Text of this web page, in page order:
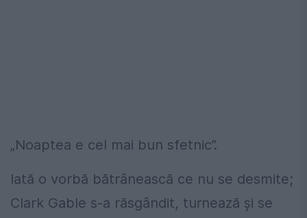
„Noaptea e cel mai bun sfetnic”.
Iată o vorbă bătrânească ce nu se desmite;
Clark Gable s-a răsgândit, turnează şi se